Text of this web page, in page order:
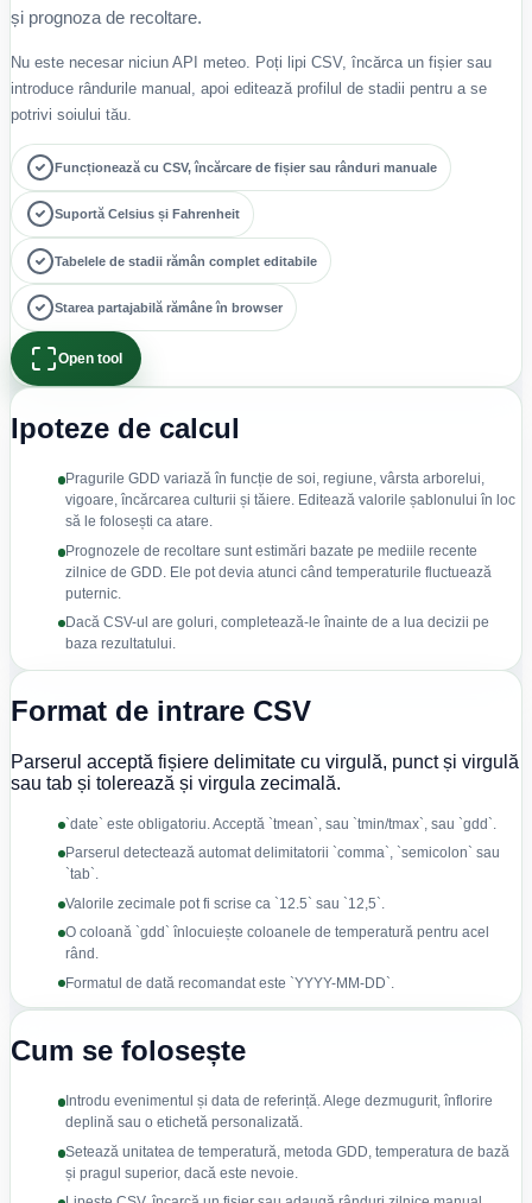
și prognoza de recoltare.
Nu este necesar niciun API meteo. Poți lipi CSV, încărca un fișier sau
introduce rândurile manual, apoi editează profilul de stadii pentru a se
potrivi soiului tău.
Funcționează cu CSV, încărcare de fișier sau rânduri manuale
Suportă Celsius și Fahrenheit
Tabelele de stadii rămân complet editabile
Starea partajabilă rămâne în browser
Open tool
Ipoteze de calcul
Pragurile GDD variază în funcție de soi, regiune, vârsta arborelui,
vigoare, încărcarea culturii și tăiere. Editează valorile șablonului în loc
să le folosești ca atare.
Prognozele de recoltare sunt estimări bazate pe mediile recente
zilnice de GDD. Ele pot devia atunci când temperaturile fluctuează
puternic.
Dacă CSV-ul are goluri, completează-le înainte de a lua decizii pe
baza rezultatului.
Format de intrare CSV
Parserul acceptă fișiere delimitate cu virgulă, punct și virgulă
sau tab și tolerează și virgula zecimală.
`date` este obligatoriu. Acceptă `tmean`, sau `tmin/tmax`, sau `gdd`.
Parserul detectează automat delimitatorii `comma`, `semicolon` sau
`tab`.
Valorile zecimale pot fi scrise ca `12.5` sau `12,5`.
O coloană `gdd` înlocuiește coloanele de temperatură pentru acel
rând.
Formatul de dată recomandat este `YYYY-MM-DD`.
Cum se folosește
Introdu evenimentul și data de referință. Alege dezmugurit, înflorire
deplină sau o etichetă personalizată.
Setează unitatea de temperatură, metoda GDD, temperatura de bază
și pragul superior, dacă este nevoie.